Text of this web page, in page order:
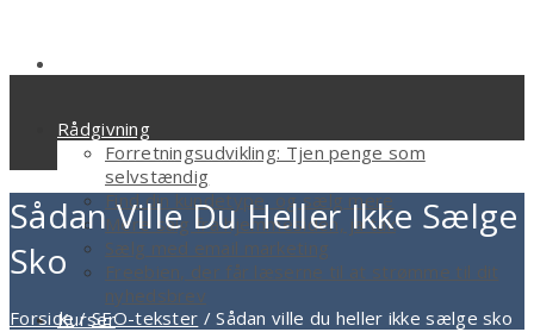
Rådgivning
Forretningsudvikling: Tjen penge som
selvstændig
Find din kundetype, og sælg mere
Mere salg fra hjemmesiden, ja tak
Sælg med email marketing
Freebien, der får læserne til at strømme til dit
nyhedsbrev
Kurser
Sådan Ville Du Heller Ikke Sælge
Sko
Forside/SEO-tekster /Sådan ville du heller ikke sælge sko